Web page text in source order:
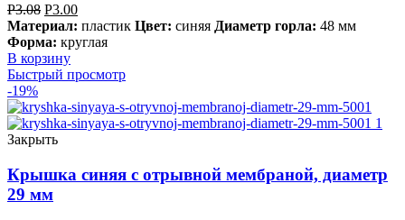
Р3.08 Р3.00
Материал: пластик Цвет: синяя Диаметр горла: 48 мм
Форма: круглая
В корзину
Быстрый просмотр
-19%
Закрыть
Крышка синяя с отрывной мембраной, диаметр
29 мм